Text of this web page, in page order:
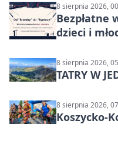
8 sierpnia 2026,
Bezpłatne
dzieci i
8 sierpnia 2026,
TATRY W
8 sierpnia 2026,
Koszycko-